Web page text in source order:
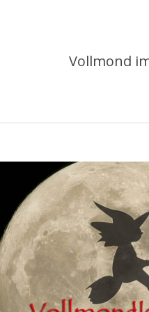
Vollmond